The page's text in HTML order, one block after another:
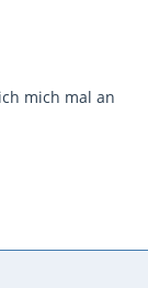
mich mal an